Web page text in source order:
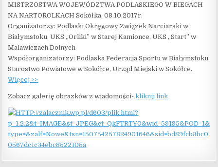
MISTRZOSTWA WOJEWÓDZTWA PODLASKIEGO W BIEGACH
NA NARTOROLKACH Sokółka, 08.10.2017r.
Organizatorzy: Podlaski Okręgowy Związek Narciarski w
Białymstoku, UKS „Orliki” w Starej Kamionce, UKS „Start” w
Malawiczach Dolnych
Współorganizatorzy: Podlaska Federacja Sportu w Białymstoku,
Starostwo Powiatowe w Sokółce, Urząd Miejski w Sokółce.
Więcej >>
Zobacz galerię obrazków z wiadomości-kliknij link